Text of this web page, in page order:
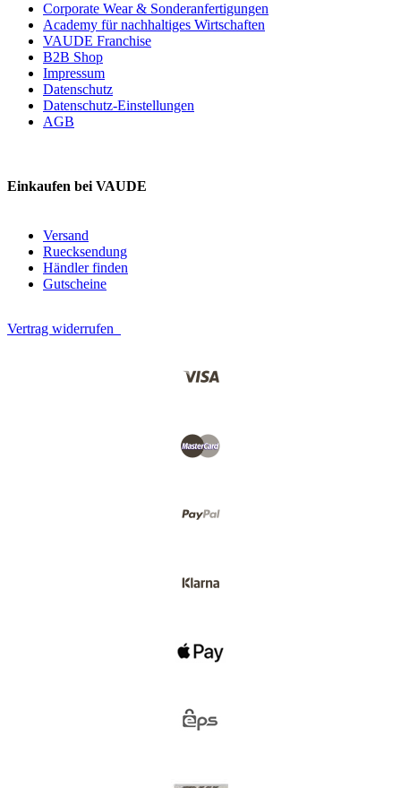
Corporate Wear & Sonderanfertigungen
Academy für nachhaltiges Wirtschaften
VAUDE Franchise
B2B Shop
Impressum
Datenschutz
Datenschutz-Einstellungen
AGB
Einkaufen bei VAUDE
Versand
Ruecksendung
Händler finden
Gutscheine
Vertrag widerrufen